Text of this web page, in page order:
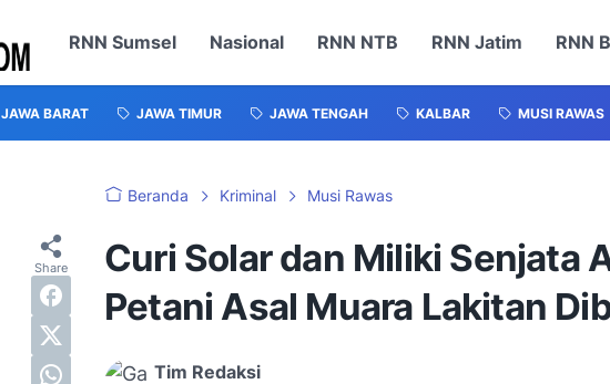
RNN Sumsel Nasional RNN NTB RNN Jatim RNN
JAWA BARAT JAWA TIMUR JAWA TENGAH KALBAR MUSI RAWAS
Beranda Kriminal Musi Rawas
Curi Solar dan Miliki Senjata
Petani Asal Muara Lakitan
Tim Redaksi